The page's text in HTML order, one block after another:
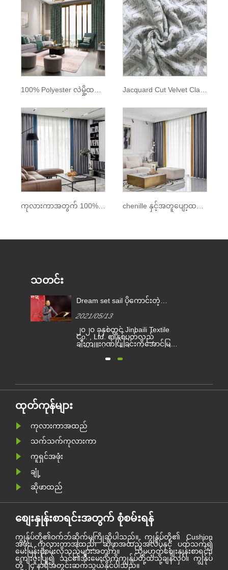
ကုလားကာအတွက် 100% Polyester ပျော့ပျောင်းသော Chenille အထည်
သတင်း
Dream set sail ပိုကောင်းတဲ့
အသိအမှတ်ပြုမှုဆု 2020
2021/05/13
၂၀၂၀ ခုနှစ်တွင် Jinbaili Textile
Co. , Ltd. ၏နှစ်ပတ်လည်
ချီးကျူးဂုဏ်ပြုခြင်းကိုအောင်မြင်
၏မိသားစုသည်ယခုနှစ်အတွင်း
သစ်ကိုမျှော်လင့်ရန်အတွက်
ထုတ်ကုန်များ
ကုလားကာအထည်
သက်သက်ကုလားကာ
ကူရှင်အဖုံး
ချုံ့
ဆိုဖာထည်
စျေးနှုန်းစာရင်းအတွက် စုံစမ်းရန်
ကျွန်ုပ်တို့၏ဝက်ဘ်ဆိုက်မှကြိုဆိုပါသည်။ ကျွန်ုပ်တို့၏ Cushion
အဖုံး၊ ကုလားကာအထည်၊ ဆိုဖာအထည်အလိပ်နှင့် ပတ်သက်၍
မေးမြန်းစုံစမ်းလိုသည်များအတွက်။ သို့မဟုတ်စျေးနှုန်းစာရင်း၊
ကျေးဇူးပြု၍ သင်၏အီးမေးလ်ကိုကျွန်ုပ်တို့ထံသို့ချန်လှပ်။ ကျွန်ုပ်
တို့ ၂၄ နာရီအတွင်းဆက်သွယ်နိုင်ပါသည်။